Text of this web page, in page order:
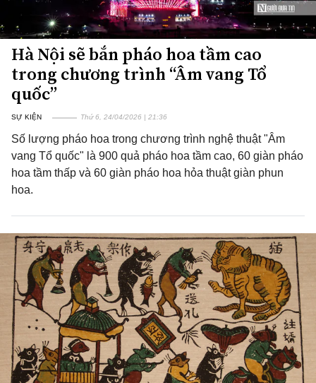
Hà Nội sẽ bắn pháo hoa tầm cao
trong chương trình “Âm vang Tổ
quốc”
SỰ KIỆN Thứ 6, 24/04/2026 | 21:36
Số lượng pháo hoa trong chương trình nghệ thuật "Âm
vang Tổ quốc" là 900 quả pháo hoa tầm cao, 60 giàn pháo
hoa tầm thấp và 60 giàn pháo hoa hỏa thuật giàn phun
hoa.